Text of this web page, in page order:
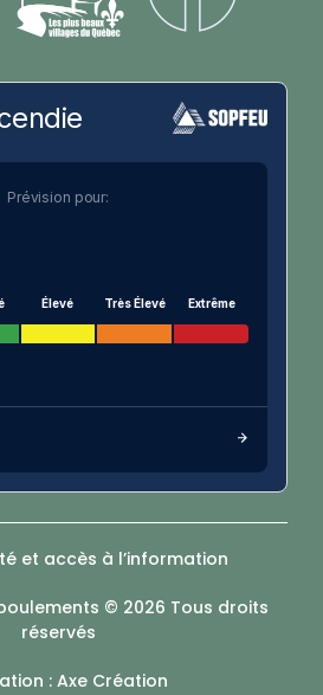
Prévision pour:
Élevé Très Élevé Extrême
et accès à l’information
© 2026 Tous droits
réservés
: Axe Création